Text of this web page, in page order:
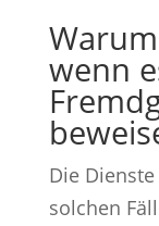
wenn
Die
solchen